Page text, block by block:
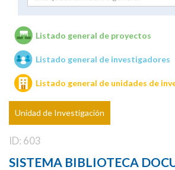
Unidades de investigación
Listado general de proyectos
Listado general de investigadores
Listado general de unidades de
Unidad de Investigación
ID: 603
SISTEMA BIBLIOTECA